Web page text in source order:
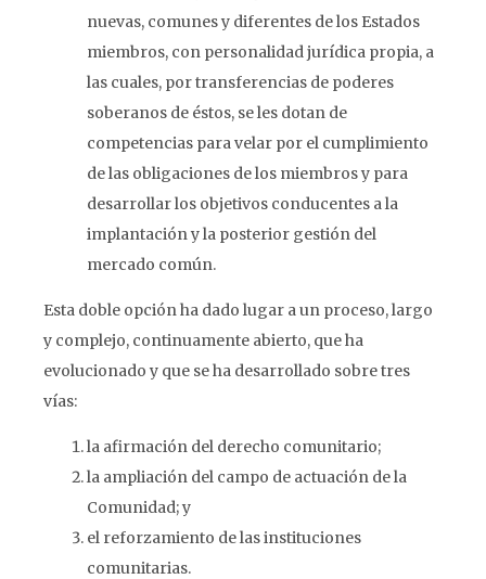
nuevas, comunes y diferentes de los Estados
miembros, con personalidad jurídica propia, a
las cuales, por transferencias de poderes
soberanos de éstos, se les dotan de
competencias para velar por el cumplimiento
de las obligaciones de los miembros y para
desarrollar los objetivos conducentes a la
implantación y la posterior gestión del
mercado común.
Esta doble opción ha dado lugar a un proceso, largo
y complejo, continuamente abierto, que ha
evolucionado y que se ha desarrollado sobre tres
vías:
la afirmación del derecho comunitario;
la ampliación del campo de actuación de la
Comunidad; y
el reforzamiento de las instituciones
comunitarias.